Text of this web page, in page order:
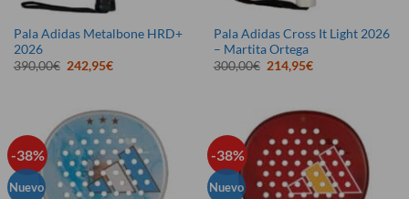
Pala Adidas Metalbone HRD+
2026
390,00€ El
precio
390,00€.
242,95€El
242,95€.
Pala Adidas Cross It Light 2026
– Martita Ortega
300,00€ El
precio
300,00€.
214,95€El
214,95€.
-38%
Nuevo
-38%
Nuevo